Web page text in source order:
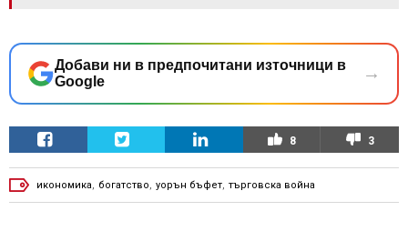
Добави ни в предпочитани източници в
Google
→
8 3
икономика богатство уорън бъфет търговска война